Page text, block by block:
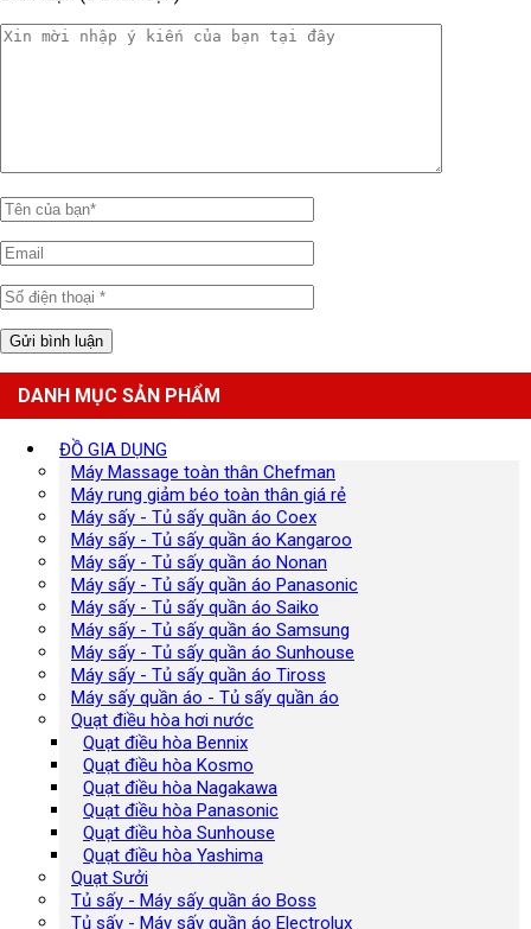
DANH MỤC SẢN PHẨM
ĐỒ GIA DỤNG
Máy Massage toàn thân Chefman
Máy rung giảm béo toàn thân giá rẻ
Máy sấy - Tủ sấy quần áo Coex
Máy sấy - Tủ sấy quần áo Kangaroo
Máy sấy - Tủ sấy quần áo Nonan
Máy sấy - Tủ sấy quần áo Panasonic
Máy sấy - Tủ sấy quần áo Saiko
Máy sấy - Tủ sấy quần áo Samsung
Máy sấy - Tủ sấy quần áo Sunhouse
Máy sấy - Tủ sấy quần áo Tiross
Máy sấy quần áo - Tủ sấy quần áo
Quạt điều hòa hơi nước
Quạt điều hòa Bennix
Quạt điều hòa Kosmo
Quạt điều hòa Nagakawa
Quạt điều hòa Panasonic
Quạt điều hòa Sunhouse
Quạt điều hòa Yashima
Quạt Sưởi
Tủ sấy - Máy sấy quần áo Boss
Tủ sấy - Máy sấy quần áo Electrolux